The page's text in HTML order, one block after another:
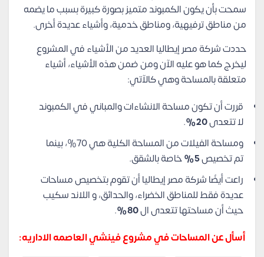
سمحت بأن يكون الكمبوند متميز بصورة كبيرة بسبب ما يضمه
من مناطق ترفيهية، ومناطق خدمية، وأشياء عديدة أخرى.
حددت شركة مصر إيطاليا العديد من الأشياء في المشروع
ليخرج كما هو عليه الآن ومن ضمن هذه الأشياء، أشياء
متعلقة بالمساحة وهي كالآتي:
قررت أن تكون مساحة الانشاءات والمباني في الكمبوند
لا تتعدى20%
.
ومساحة الفيلات من المساحة الكلية هي 70%، بينما
تم تخصيص5%
خاصة بالشقق.
راعت أيضًا شركة مصر إيطاليا أن تقوم بتخصيص مساحات
عديدة فقط للمناطق الخضراء، والحدائق، و اللاند سكيب
حيث أن مساحتها تتعدى ال80%
.
أسأل عن المساحات في مشروع فينشي العاصمه الاداريه: